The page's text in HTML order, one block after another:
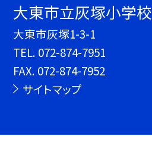
大東市立灰塚小学校
大東市灰塚1-3-1
TEL. 072-874-7951
FAX. 072-874-7952
サイトマップ